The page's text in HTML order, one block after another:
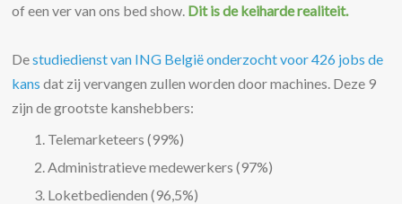
of een ver van ons bed show. Dit is de keiharde realiteit.
Destudiedienst van ING België onderzocht voor 426 jobs de
kans dat zij vervangen zullen worden door machines. Deze 9
zijn de grootste kanshebbers:
Telemarketeers (99%)
Administratieve medewerkers (97%)
Loketbedienden (96,5%)